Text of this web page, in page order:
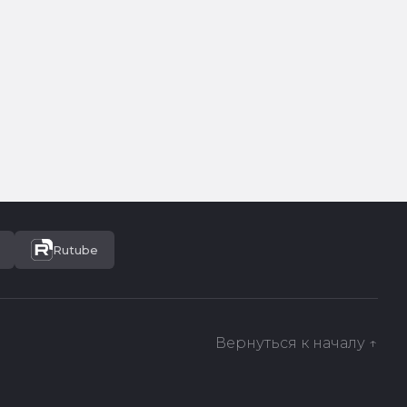
Rutube
Вернуться к началу ↑